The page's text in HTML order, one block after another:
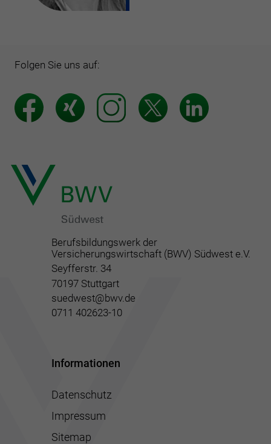
Folgen Sie uns auf:
Berufsbildungswerk der
Versicherungswirtschaft (BWV) Südwest e.V.
Seyfferstr. 34
70197 Stuttgart
suedwest@bwv.de
0711 402623-10
Informationen
Datenschutz
Impressum
Sitemap